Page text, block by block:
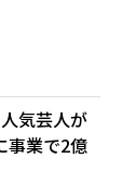
気芸人が
事業で2億